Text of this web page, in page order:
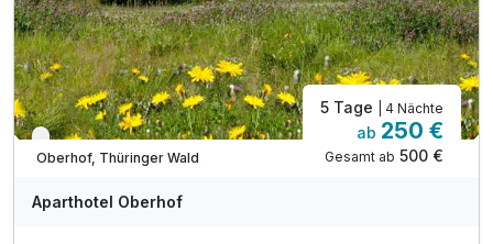
Verfügbar bis Dezember
Oberhof, Thüringer Wald
5 Tage | 4 Nächte
ab 250 €
Gesamt ab 500 €
Aparthotel Oberhof